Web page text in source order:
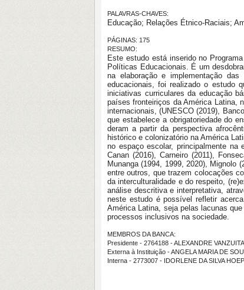
PALAVRAS-CHAVES:
Educação; Relações Étnico-Raciais;
PÁGINAS: 175
RESUMO:
Este estudo está inserido no
Políticas Educacionais. É um
na elaboração e implementação
educacionais, foi realizado o estudo
iniciativas curriculares da educação
países fronteiriços da América Latina,
internacionais, (UNESCO (2019),
que estabelece a obrigatoriedade do
deram a partir da perspectiva
histórico e colonizatório na América
no espaço escolar, principalmente na
Canan (2016), Carneiro (2011),
Munanga (1994, 1999, 2020), Mignolo
entre outros, que trazem colocações
da interculturalidade e do respeito,
análise descritiva e interpretativa,
neste estudo é possível refletir
América Latina, seja pelas lacunas
processos inclusivos na sociedade.
MEMBROS DA BANCA:
Presidente - 2764188 - ALEXANDRE VANZUITA
Externa à Instituição - ANGELA MARIA DE
Interna - 2773007 - IDORLENE DA SILVA